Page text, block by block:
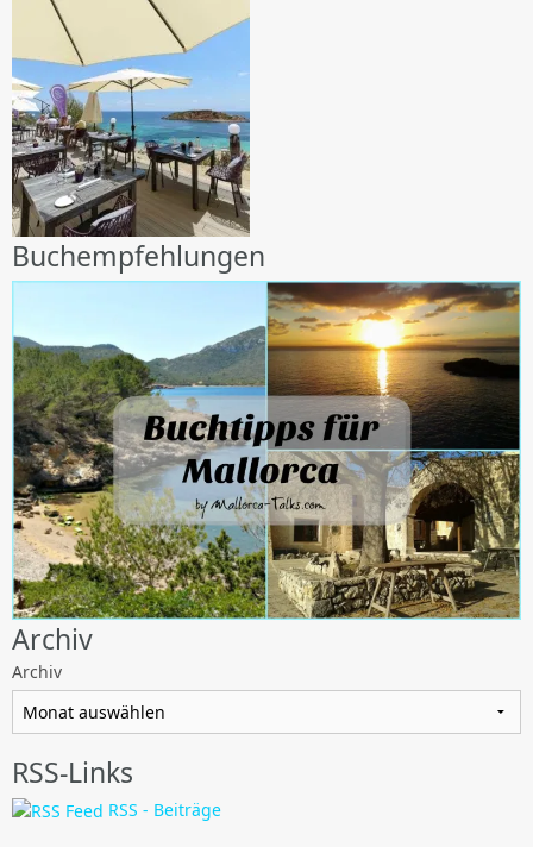
Buchempfehlungen
Archiv
Archiv
RSS-Links
RSS - Beiträge